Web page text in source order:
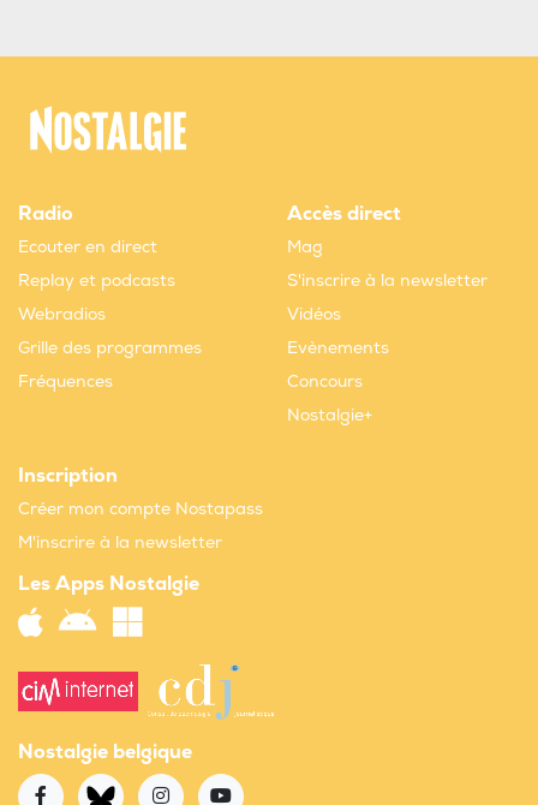
Radio
Ecouter en direct
Replay et podcasts
Webradios
Grille des programmes
Fréquences
Accès direct
Mag
S'inscrire à la newsletter
Vidéos
Evènements
Concours
Nostalgie+
Inscription
Créer mon compte Nostapass
M'inscrire à la newsletter
Les Apps Nostalgie
Nostalgie belgique